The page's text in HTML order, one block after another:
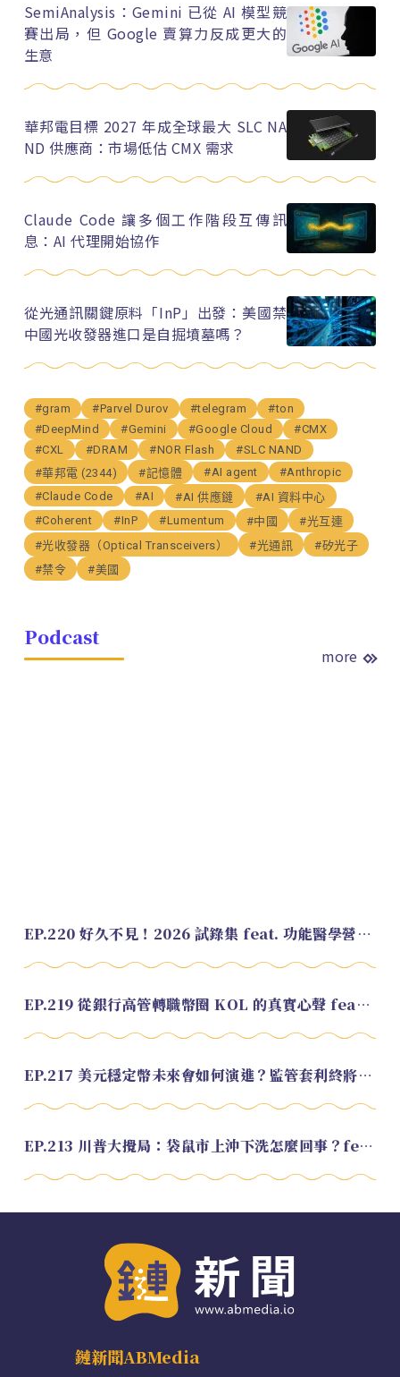
SemiAnalysis：Gemini 已從 AI 模型競
賽出局，但 Google 賣算力反成更大的
生意
華邦電目標 2027 年成全球最大 SLC NA
ND 供應商：市場低估 CMX 需求
Claude Code 讓多個工作階段互傳訊
息：AI 代理開始協作
從光通訊關鍵原料「InP」出發：美國禁
中國光收發器進口是自掘墳墓嗎？
#gram #Parvel Durov #telegram
#ton
#DeepMind
#Gemini #Google Cloud
#CMX
#CXL
#DRAM #NOR Flash
#SLC NAND
#華邦電 (2344)
#記憶體 #AI agent
#Anthropic
#Claude Code
#AI #AI 供應鏈
#AI 資料中心
#Coherent
#InP #Lumentum #中國
#光互連
#光收發器（Optical Transceivers）
#光通訊
#矽光子
#禁令
#美國
Podcast
more
EP.220 好久不見！2026 試錄集 feat. 功能醫學營養師 美寶
EP.219 從銀行高管轉職幣圈 KOL 的真實心聲 feat.龜大
EP.217 美元穩定幣未來會如何演進？監管套利終將收斂？feat. 研究員 余哲安
EP.213 川普大攪局：袋鼠市上沖下洗怎麼回事？feat. Alvin
鏈新聞ABMedia